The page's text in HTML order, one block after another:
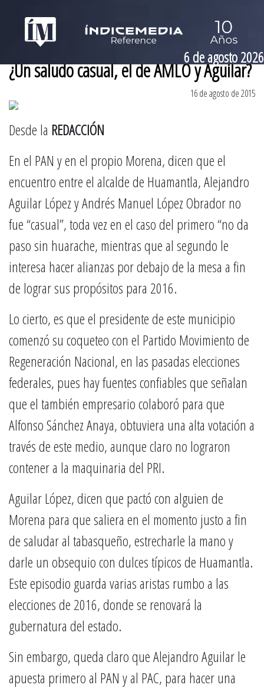
6 de agosto 2026
¿Un saludo casual, el de AMLO y Aguilar?
16 de agosto de 2015
Desde la REDACCIÓN
En el PAN y en el propio Morena, dicen que el
encuentro entre el alcalde de Huamantla, Alejandro
Aguilar López y Andrés Manuel López Obrador no
fue “casual”, toda vez en el caso del primero “no da
paso sin huarache, mientras que al segundo le
interesa hacer alianzas por debajo de la mesa a fin
de lograr sus propósitos para 2016.
Lo cierto, es que el presidente de este municipio
comenzó su coqueteo con el Partido Movimiento de
Regeneración Nacional, en las pasadas elecciones
federales, pues hay fuentes confiables que señalan
que el también empresario colaboró para que
Alfonso Sánchez Anaya, obtuviera una alta votación a
través de este medio, aunque claro no lograron
contener a la maquinaria del PRI.
Aguilar López, dicen que pactó con alguien de
Morena para que saliera en el momento justo a fin
de saludar al tabasqueño, estrecharle la mano y
darle un obsequio con dulces típicos de Huamantla.
Este episodio guarda varias aristas rumbo a las
elecciones de 2016, donde se renovará la
gubernatura del estado.
Sin embargo, queda claro que Alejandro Aguilar le
apuesta primero al PAN y al PAC, para hacer una